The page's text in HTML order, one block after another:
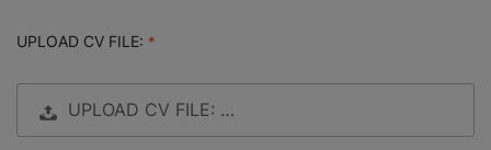
UPLOAD CV FILE:
UPLOAD CV FILE: …